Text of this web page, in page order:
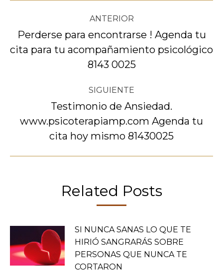
Navegación
entre
publicaciones
ANTERIOR
Publicación
anterior:
Perderse para encontrarse ! Agenda tu
cita para tu acompañamiento psicológico
8143 0025
SIGUIENTE
Publicación
siguiente:
Testimonio de Ansiedad.
www.psicoterapiamp.com Agenda tu
cita hoy mismo 81430025
Related Posts
SI NUNCA SANAS LO QUE TE
HIRIÓ SANGRARÁS SOBRE
PERSONAS QUE NUNCA TE
CORTARON